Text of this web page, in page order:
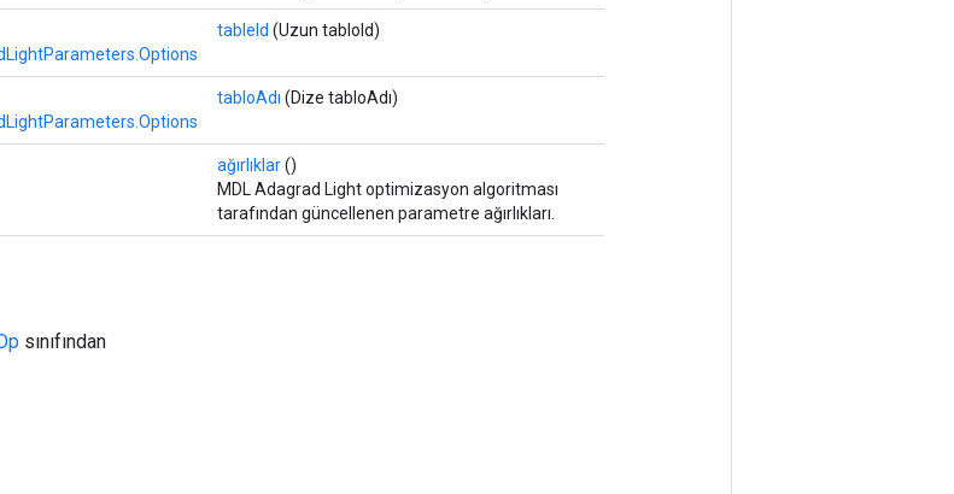
tableId (Uzun tabloId)
tabloAdı (Dize tabloAdı)
ağırlıklar()
MDL Adagrad Light optimizasyon algoritması
tarafından güncellenen parametre ağırlıkları.
sınıfından